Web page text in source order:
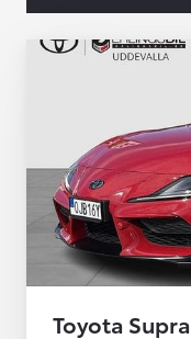
Toyota Supra